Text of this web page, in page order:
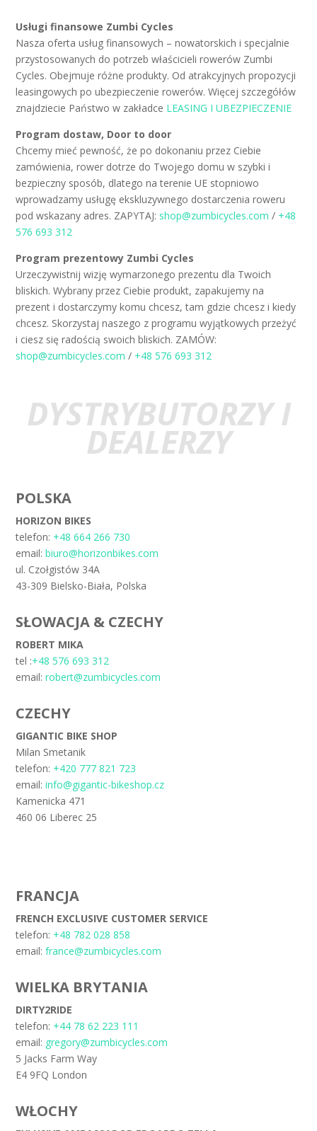
Usługi finansowe Zumbi Cycles
Nasza oferta usług finansowych – nowatorskich i specjalnie
przystosowanych do potrzeb właścicieli rowerów Zumbi
Cycles. Obejmuje różne produkty. Od atrakcyjnych propozycji
leasingowych po ubezpieczenie rowerów. Więcej szczegółów
znajdziecie Państwo w zakładce LEASING I UBEZPIECZENIE
Program dostaw, Door to door
Chcemy mieć pewność, że po dokonaniu przez Ciebie
zamówienia, rower dotrze do Twojego domu w szybki i
bezpieczny sposób, dlatego na terenie UE stopniowo
wprowadzamy usługę ekskluzywnego dostarczenia roweru
pod wskazany adres. ZAPYTAJ: shop@zumbicycles.com / +48
576 693 312
Program prezentowy Zumbi Cycles
Urzeczywistnij wizję wymarzonego prezentu dla Twoich
bliskich. Wybrany przez Ciebie produkt, zapakujemy na
prezent i dostarczymy komu chcesz, tam gdzie chcesz i kiedy
chcesz. Skorzystaj naszego z programu wyjątkowych przeżyć
i ciesz się radością swoich bliskich. ZAMÓW:
shop@zumbicycles.com / +48 576 693 312
DYSTRYBUTORZY I
DEALERZY
POLSKA
HORIZON BIKES
telefon: +48 664 266 730
email:biuro@horizonbikes.com
ul. Czołgistów 34A
43-309 Bielsko-Biała, Polska
SŁOWACJA & CZECHY
ROBERT MIKA
tel :+48 576 693 312
email:robert@zumbicycles.com
CZECHY
GIGANTIC BIKE SHOP
Milan Smetanik
telefon: +420 777 821 723
email:info@gigantic-bikeshop.cz
Kamenicka 471
460 06 Liberec 25
FRANCJA
FRENCH EXCLUSIVE CUSTOMER SERVICE
telefon: +48 782 028 858
email:france@zumbicycles.com
WIELKA BRYTANIA
DIRTY2RIDE
telefon: +44 78 62 223 111
email: gregory@zumbicycles.com
5 Jacks Farm Way
E4 9FQ London
WŁOCHY